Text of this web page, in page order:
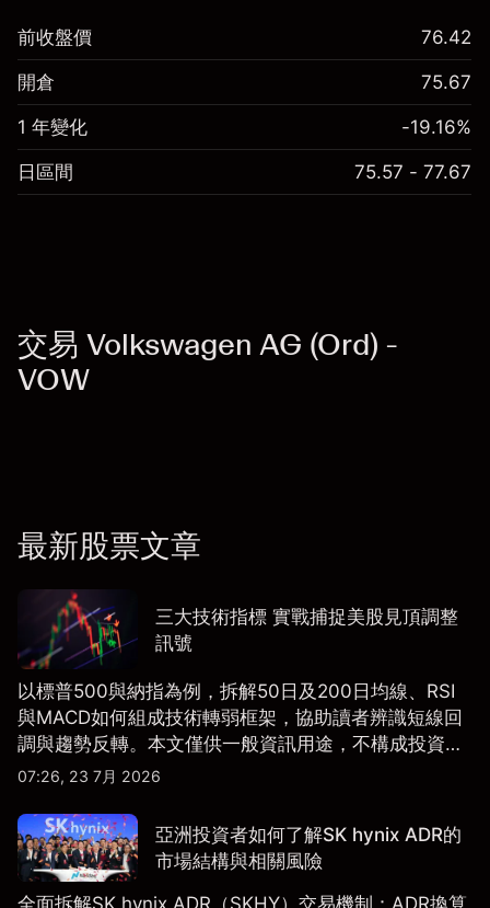
前收盤價 76.42
開倉 75.67
1 年變化 -19.16%
日區間 75.57 - 77.67
交易 Volkswagen AG (Ord) -
VOW
最新股票文章
三大技術指標 實戰捕捉美股見頂調整
訊號
以標普500與納指為例，拆解50日及200日均線、RSI
與MACD如何組成技術轉弱框架，協助讀者辨識短線回
調與趨勢反轉。本文僅供一般資訊用途，不構成投資研
究、投資建議或任何交易推薦。
07:26, 23 7月 2026
亞洲投資者如何了解SK hynix ADR的
市場結構與相關風險
全面拆解SK hynix ADR（SKHY）交易機制：ADR換算